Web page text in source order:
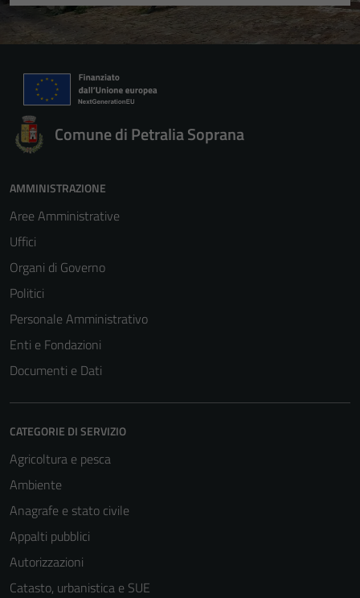
Comune di Petralia Soprana
AMMINISTRAZIONE
Aree Amministrative
Uffici
Organi di Governo
Politici
Personale Amministrativo
Enti e Fondazioni
Documenti e Dati
CATEGORIE DI SERVIZIO
Agricoltura e pesca
Ambiente
Anagrafe e stato civile
Appalti pubblici
Autorizzazioni
Catasto, urbanistica e SUE